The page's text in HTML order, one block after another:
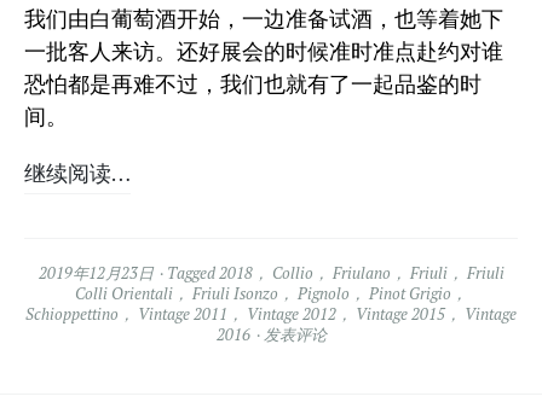
我们由白葡萄酒开始，一边准备试酒，也等着她下
一批客人来访。还好展会的时候准时准点赴约对谁
恐怕都是再难不过，我们也就有了一起品鉴的时
间。
继续阅读…
2019年12月23日 Tagged2018， Collio ， Friulano ， Friuli， Friuli
Colli Orientali ， Friuli Isonzo ， Pignolo ， Pinot Grigio ，
Schioppettino ， Vintage 2011 ， Vintage 2012 ， Vintage 2015， Vintage
2016
发表评论